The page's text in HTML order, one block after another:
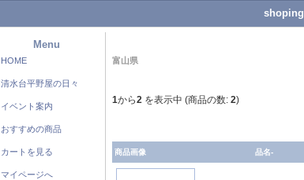
shoping
Menu
HOME
清水台平野屋の日々
イベント案内
おすすめの商品
カートを見る
マイページへ
富山県
1から2 を表示中 (商品の数: 2)
商品画像 品名-